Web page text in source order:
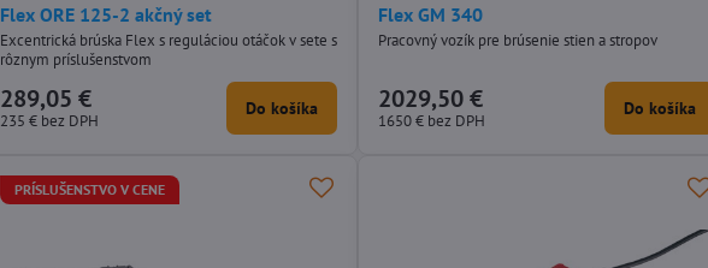
Flex ORE 125-2 akčný set
Excentrická brúska Flex s reguláciou otáčok v sete s
rôznym príslušenstvom
289,05 €
235 € bez DPH
Do košíka
Flex GM 340
Pracovný vozík pre brúsenie stien a stropov
2029,50 €
1650 € bez DPH
Do košíka
PRÍSLUŠENSTVO V CENE